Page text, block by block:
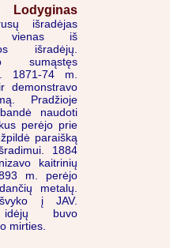
Lodyginas
išradėjas
vienas iš
išradėjų.
sumąstęs
1871-74 m.
demonstravo
Pradžioje
naudoti
perėjo prie
paraišką
1884
kaitrinių
m. perėjo
metalų.
į JAV.
buvo
mirties.